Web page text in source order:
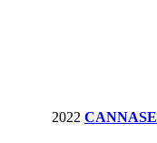
2022